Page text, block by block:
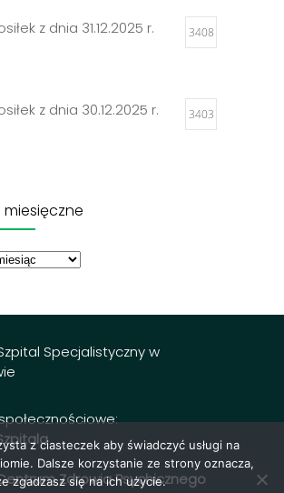
z dnia 31.12.2025 r. 3408
z dnia 30.12.2025 r. 3403
z dnia 23.12.2025 r.
Specjalistyczny w
Zdrowia Psychicznego
z ciasteczek aby świadczyć usługi na
Dalsze korzystanie ze strony oznacza,
zgadzasz się na ich użycie.